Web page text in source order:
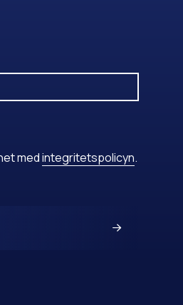
medintegritetspolicyn.